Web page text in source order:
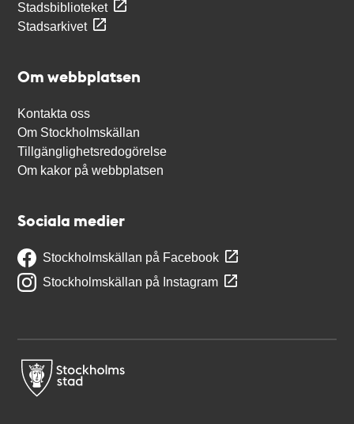
Stadsbiblioteket
Stadsarkivet
Om webbplatsen
Kontakta oss
Om Stockholmskällan
Tillgänglighetsredogörelse
Om kakor på webbplatsen
Sociala medier
Stockholmskällan på Facebook
Stockholmskällan på Instagram